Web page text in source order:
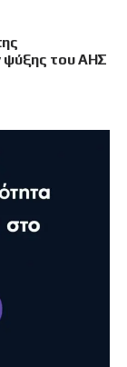
ψύξης του ΑΗΣ